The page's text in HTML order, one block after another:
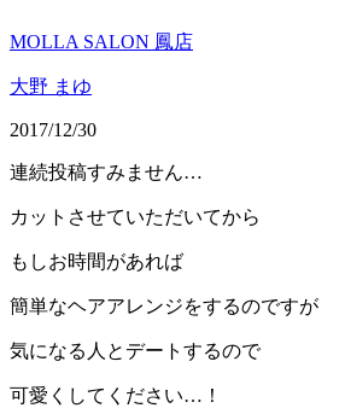
MOLLA SALON 鳳店
大野 まゆ
2017/12/30
連続投稿すみません…
カットさせていただいてから
もしお時間があれば
簡単なヘアアレンジをするのですが
気になる人とデートするので
可愛くしてください…！